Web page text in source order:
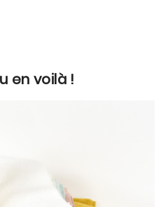
en voilà !